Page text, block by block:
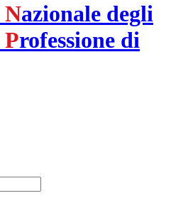
Nazionale degli
Professione di